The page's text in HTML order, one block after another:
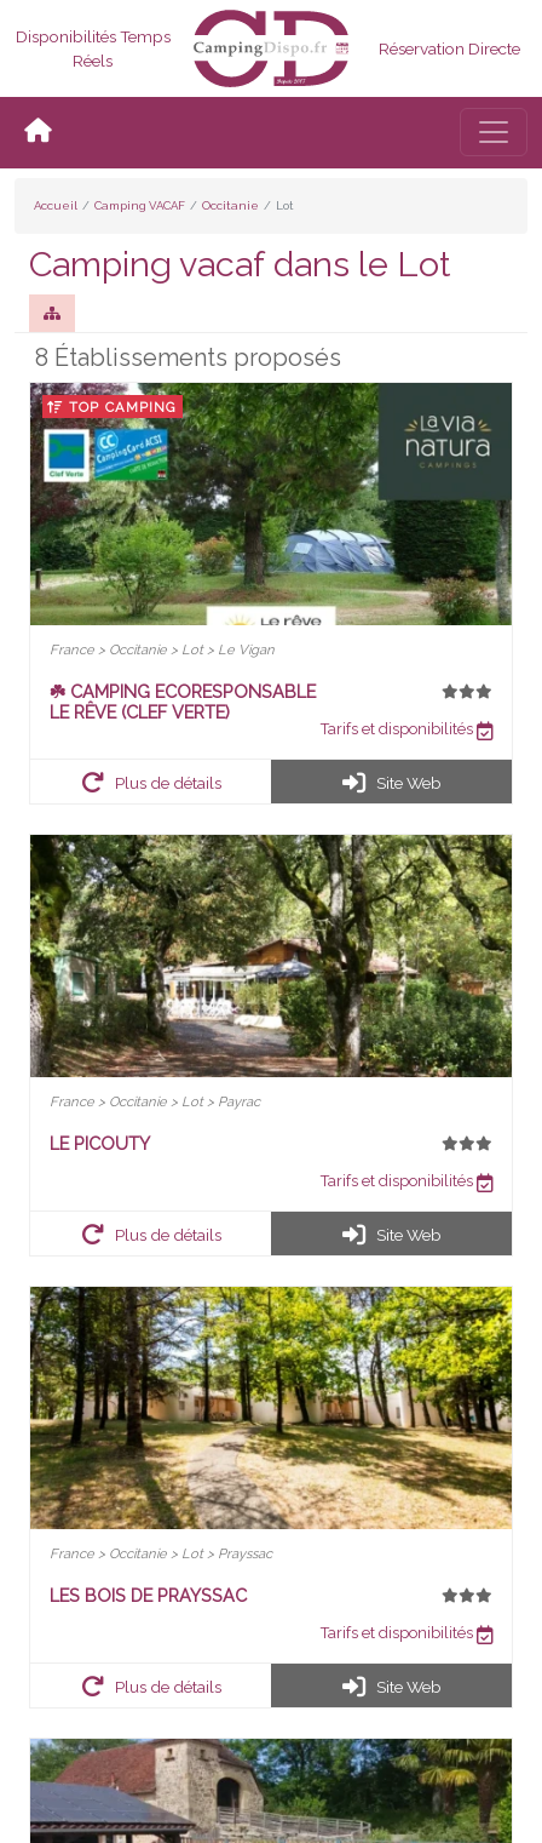
Disponibilités Temps
Réels
Réservation Directe
Accueil Camping VACAF Occitanie Lot
Camping vacaf dans le Lot
8 Établissements proposés
TOP CAMPING
France > Occitanie > Lot > Le Vigan
☘️ CAMPING ECORESPONSABLE
LE RÊVE (CLEF VERTE)
Tarifs et disponibilités
Plus de détails Site Web
France > Occitanie > Lot > Payrac
LE PICOUTY
Tarifs et disponibilités
Plus de détails Site Web
France > Occitanie > Lot > Prayssac
LES BOIS DE PRAYSSAC
Tarifs et disponibilités
Plus de détails Site Web